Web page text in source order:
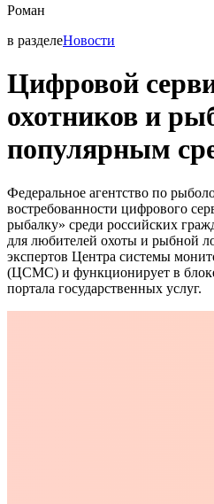
Роман
в разделеНовости
Цифровой
охотников и
популярным
Федеральное агентство по
востребованности цифрового
рыбалку» среди российских
для любителей охоты и рыбной
экспертов Центра системы
(ЦСМС) и функционирует в
портала государственных услуг.